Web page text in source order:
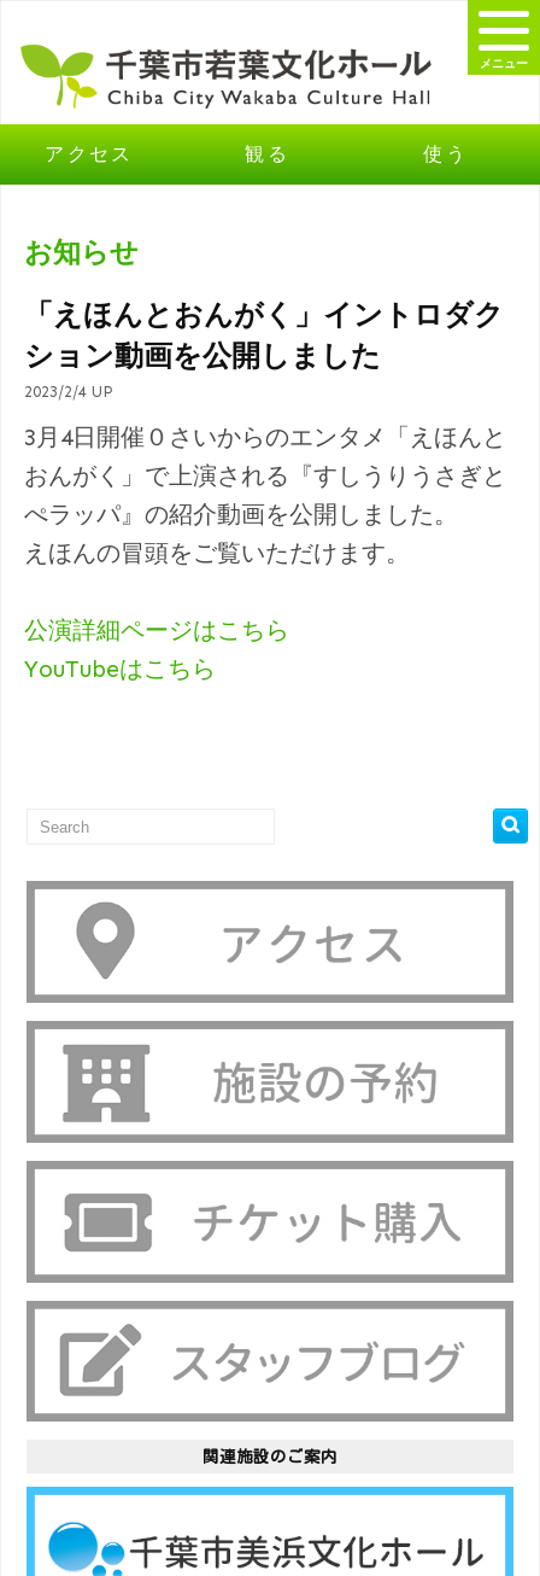
アクセス 観る 使う
メニュー
お知らせ
「えほんとおんがく」イントロダク
ション動画を公開しました
2023/2/4 UP
3月4日開催０さいからのエンタメ「えほんと
おんがく」で上演される『すしうりうさぎと
ぺラッパ』の紹介動画を公開しました。
えほんの冒頭をご覧いただけます。
公演詳細ページはこちら
YouTubeはこちら
関連施設のご案内